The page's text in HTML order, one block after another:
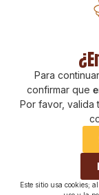
Para
confirmar que
Por favor, valida
Este sitio usa cookies;